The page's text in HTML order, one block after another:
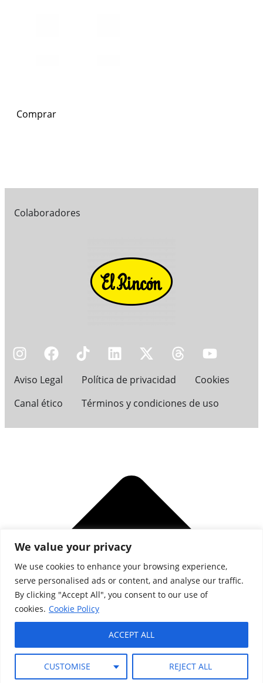
We value your privacy
We use cookies to enhance your browsing experience,
serve personalised ads or content, and analyse our traffic.
By clicking "Accept All", you consent to our use of
cookies. Cookie Policy
CUSTOMISE REJECT ALL
ACCEPT ALL
Comprar
Colaboradores
Aviso Legal Política de privacidad
Cookies
Canal ético
Términos y condiciones de uso